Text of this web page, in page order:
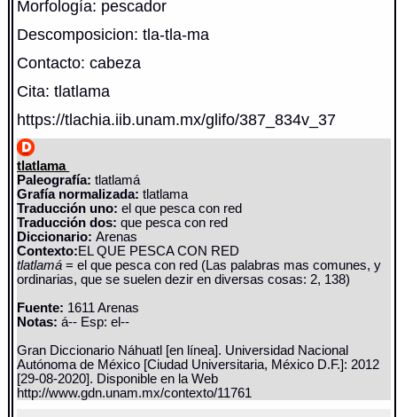
Morfología: pescador
Descomposicion: tla-tla-ma
Contacto: cabeza
Cita: tlatlama
https://tlachia.iib.unam.mx/glifo/387_834v_37
tlatlama
Paleografía: tlatlamá
Grafía normalizada: tlatlama
Traducción uno: el que pesca con red
Traducción dos: que pesca con red
Diccionario:Arenas
Contexto:EL QUE PESCA CON RED
tlatlamá= el que pesca con red (Las palabras mas comunes, y
ordinarias, que se suelen dezir en diversas cosas: 2, 138)
Fuente: 1611 Arenas
Notas: á-- Esp: el--
Gran Diccionario Náhuatl [en línea]. Universidad Nacional
Autónoma de México [Ciudad Universitaria, México D.F.]: 2012
[29-08-2020]. Disponible en la Web
http://www.gdn.unam.mx/contexto/11761